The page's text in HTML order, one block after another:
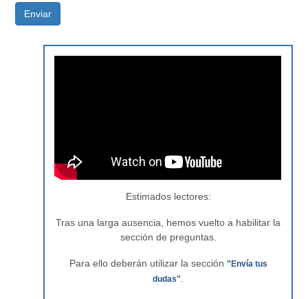
Enviar
Estimados lectores:
Tras una larga ausencia, hemos vuelto a habilitar la
sección de preguntas.
Para ello deberán utilizar la sección "Envía tus
dudas"